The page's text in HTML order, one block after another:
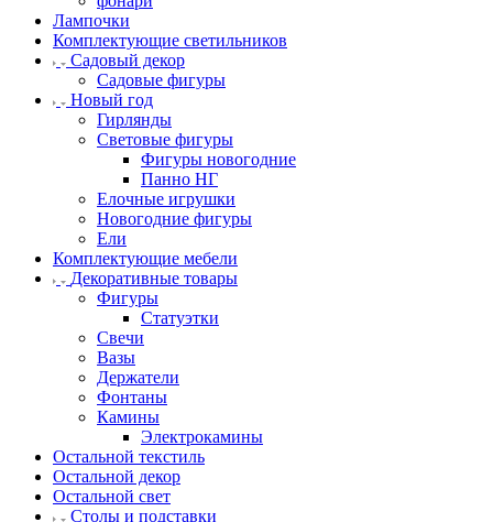
Лампочки
Комплектующие светильников
Садовый декор
Садовые фигуры
Новый год
Гирлянды
Световые фигуры
Фигуры новогодние
Панно НГ
Елочные игрушки
Новогодние фигуры
Ели
Комплектующие мебели
Декоративные товары
Фигуры
Статуэтки
Свечи
Вазы
Держатели
Фонтаны
Камины
Электрокамины
Остальной текстиль
Остальной декор
Остальной свет
Столы и подставки